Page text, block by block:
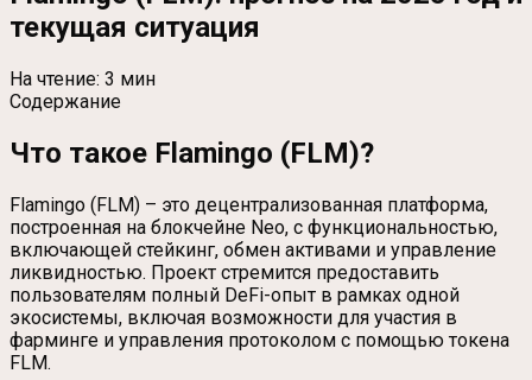
текущая ситуация
На чтение: 3 мин
Содержание
Что такое Flamingo (FLM)?
Flamingo (FLM) – это децентрализованная платформа,
построенная на блокчейне Neo, с функциональностью,
включающей стейкинг, обмен активами и управление
ликвидностью. Проект стремится предоставить
пользователям полный DeFi-опыт в рамках одной
экосистемы, включая возможности для участия в
фарминге и управления протоколом с помощью токена
FLM.